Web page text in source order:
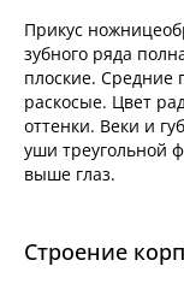
Прикус
зубного ряда
плоские. Средние
раскосые. Цвет
оттенки. Веки и
уши треугольной
выше глаз.
Строение